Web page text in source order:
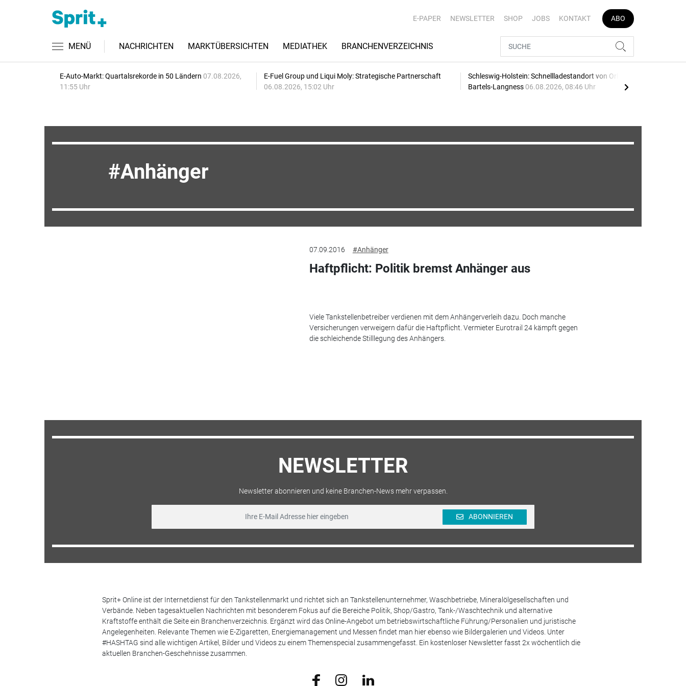
E-PAPER NEWSLETTER SHOP JOBS KONTAKT ABO
MENÜ NACHRICHTEN MARKTÜBERSICHTEN MEDIATHEK BRANCHENVERZEICHNIS
E-Auto-Markt: Quartalsrekorde in 50 Ländern 07.08.2026,
11:55 Uhr
E-Fuel Group und Liqui Moly: Strategische Partnerschaft
06.08.2026, 15:02 Uhr
Schleswig-Holstein: Schnellladestandort von Orlen und
Bartels-Langness 06.08.2026, 08:46 Uhr
Anhänger
07.09.2016 #Anhänger
Haftpflicht: Politik bremst Anhänger aus
Viele Tankstellenbetreiber verdienen mit dem Anhängerverleih dazu. Doch manche
Versicherungen verweigern dafür die Haftpflicht. Vermieter Eurotrail 24 kämpft gegen
die schleichende Stilllegung des Anhängers.
NEWSLETTER
Newsletter abonnieren und keine Branchen-News mehr verpassen.
ABONNIEREN
Sprit+ Online ist der Internetdienst für den Tankstellenmarkt und richtet sich an Tankstellenunternehmer, Waschbetriebe, Mineralölgesellschaften und
Verbände. Neben tagesaktuellen Nachrichten mit besonderem Fokus auf die Bereiche Politik, Shop/Gastro, Tank-/Waschtechnik und alternative
Kraftstoffe enthält die Seite ein Branchenverzeichnis. Ergänzt wird das Online-Angebot um betriebswirtschaftliche Führung/Personalien und juristische
Angelegenheiten. Relevante Themen wie E-Zigaretten, Energiemanagement und Messen findet man hier ebenso wie Bildergalerien und Videos. Unter
#HASHTAG sind alle wichtigen Artikel, Bilder und Videos zu einem Themenspecial zusammengefasst. Ein kostenloser Newsletter fasst 2x wöchentlich die
aktuellen Branchen-Geschehnisse zusammen.